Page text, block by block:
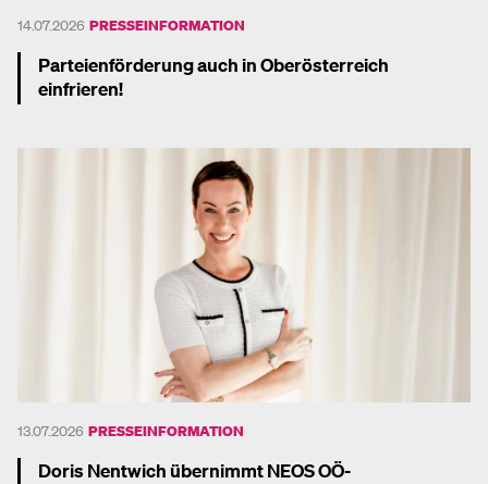
14.07.2026 PRESSEINFORMATION
Parteienförderung auch in Oberösterreich
einfrieren!
13.07.2026 PRESSEINFORMATION
Doris Nentwich übernimmt NEOS OÖ-